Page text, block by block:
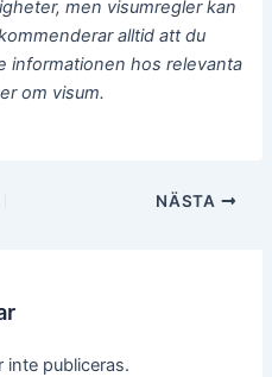
men visumregler kan
alltid att du
informationen hos relevanta
om visum.
NÄSTA
inte publiceras.